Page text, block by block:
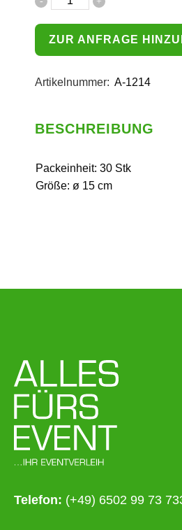
ZUR ANFRAGE
Artikelnummer: A-1214
BESCHREIBUNG
Packeinheit: 30 Stk
Größe: ø 15 cm
Telefon: (+49) 6502 99 73